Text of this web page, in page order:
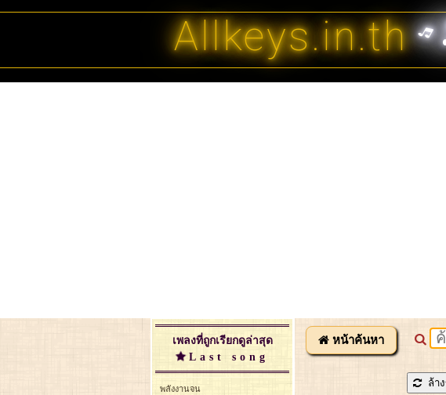
Allkeys.in.th
หน้าค้นหา
ล้าง
เพลงที่ถูกเรียกดูล่าสุด
Last song
พลังงานจน